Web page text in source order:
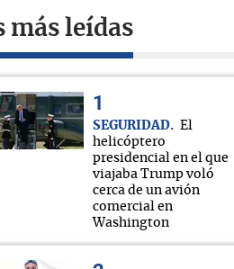
más leídas
SEGURIDAD
El
helicóptero
presidencial en el que
viajaba Trump voló
cerca de un avión
comercial en
Washington